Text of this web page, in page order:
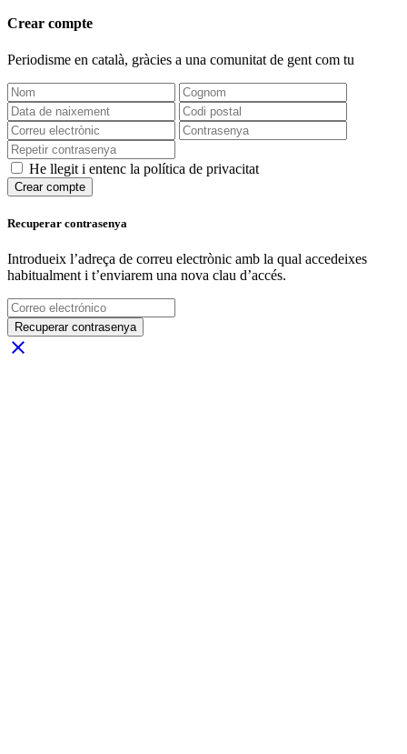
Crear compte
Periodisme en català, gràcies a una comunitat de gent com tu
He llegit i entenc la política de privacitat
Crear compte
Recuperar contrasenya
Introdueix l’adreça de correu electrònic amb la qual accedeixes
habitualment i t’enviarem una nova clau d’accés.
Recuperar contrasenya
close